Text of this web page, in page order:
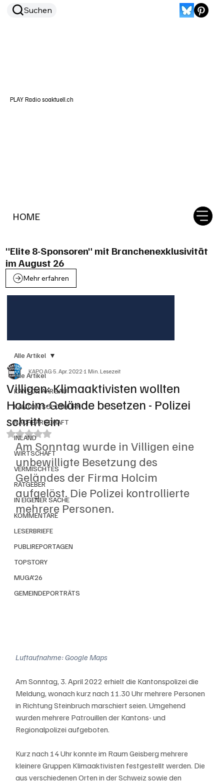
HOME
Suchen
PLAY Radio soaktuell.ch
"Elite 8-Sponsoren" mit Branchenexklusivität
im August 26
Mehr erfahren
Alle Artikel
KANTON AARGAU
KANTON SOLOTHURN
NACHBARSCHAFT
INLAND
WIRTSCHAFT
VERMISCHTES
RATGEBER
IN EIGENER SACHE
KOMMENTARE
LESERBRIEFE
PUBLIREPORTAGEN
TOPSTORY
MUGA'26
GEMEINDEPORTRÄTS
Alle Artikel
Villigen: Klimaaktivisten wollten
Holcim-Gelände besetzen - Polizei
schritt ein
KAPO AG5. Apr. 20221 Min. Lesezeit
Mit NaN von 5 Sternen bewertet.
Am Sonntag wurde in Villigen eine
unbewilligte Besetzung des
Geländes der Firma Holcim
aufgelöst. Die Polizei kontrollierte
mehrere Personen.
Luftaufnahme: Google Maps
Am Sonntag, 3. April 2022 erhielt die Kantonspolizei die
Meldung, wonach kurz nach 11.30 Uhr mehrere Personen
in Richtung Steinbruch marschiert seien. Umgehend
wurden mehrere Patrouillen der Kantons- und
Regionalpolizei aufgeboten.
Kurz nach 14 Uhr konnte im Raum Geisberg mehrere
kleinere Gruppen Klimaaktivisten festgestellt werden. Die
aus verschiedenen Orten in der Schweiz sowie den